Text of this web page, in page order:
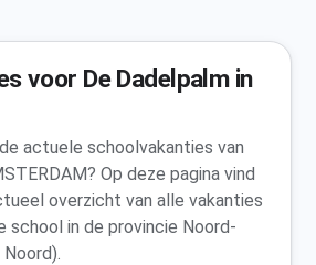
voor De Dadelpalm in
actuele schoolvakanties van
Op deze pagina vind
overzicht van alle vakanties
school in de provincie Noord-